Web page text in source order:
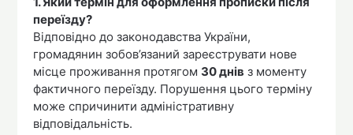
переїзду?
Відповідно до законодавства України,
громадянин зобов’язаний зареєструвати нове
місце проживання протягом 30 днів з моменту
фактичного переїзду. Порушення цього терміну
може спричинити адміністративну
відповідальність.